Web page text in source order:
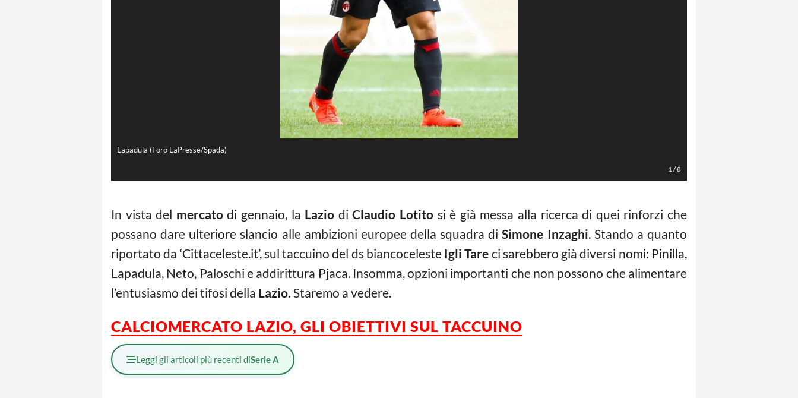
Lapadula (Foro LaPresse/Spada)
1/8
In vista del mercatodi gennaio, la Lazio diClaudio Lotito si è già messa alla ricerca di quei rinforzi che
possano dare ulteriore slancio alle ambizioni europee della squadra diSimone Inzaghi. Stando a quanto
riportato da ‘Cittaceleste.it’, sul taccuino del ds biancoceleste Igli Tare ci sarebbero già diversi nomi: Pinilla,
Lapadula, Neto, Paloschi e addirittura Pjaca. Insomma, opzioni importanti che non possono che alimentare
l’entusiasmo dei tifosi della Lazio. Staremo a vedere.
CALCIOMERCATO LAZIO, GLI OBIETTIVI SUL TACCUINO
Leggi gli articoli più recenti diSerie A